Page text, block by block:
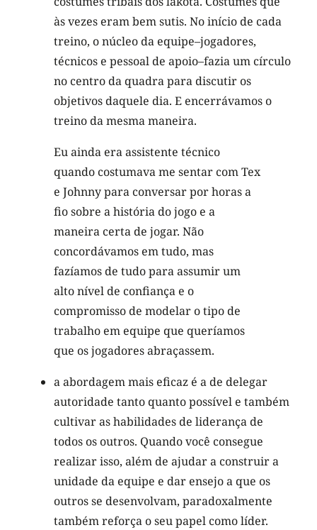
às vezes eram bem sutis. No início de cada
treino, o núcleo da equipe–jogadores,
técnicos e pessoal de apoio–fazia um círculo
no centro da quadra para discutir os
objetivos daquele dia. E encerrávamos o
treino da mesma maneira.
Eu ainda era assistente técnico
quando costumava me sentar com Tex
e Johnny para conversar por horas a
fio sobre a história do jogo e a
maneira certa de jogar. Não
concordávamos em tudo, mas
fazíamos de tudo para assumir um
alto nível de confiança e o
compromisso de modelar o tipo de
trabalho em equipe que queríamos
que os jogadores abraçassem.
a abordagem mais eficaz é a de delegar
autoridade tanto quanto possível e também
cultivar as habilidades de liderança de
todos os outros. Quando você consegue
realizar isso, além de ajudar a construir a
unidade da equipe e dar ensejo a que os
outros se desenvolvam, paradoxalmente
também reforça o seu papel como líder.